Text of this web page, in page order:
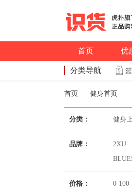
首页 优
分类导航
首页 健身首页
分类： 健身
品牌： 2XU
价格： 0-100